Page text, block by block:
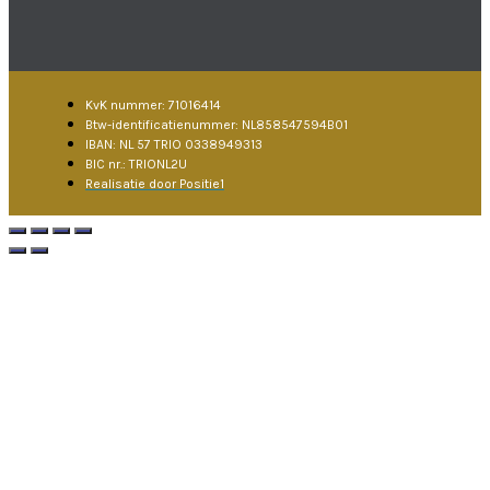
KvK nummer: 71016414
Btw-identificatienummer: NL858547594B01
IBAN: NL 57 TRIO 0338949313
BIC nr.: TRIONL2U
Realisatie door Positie1